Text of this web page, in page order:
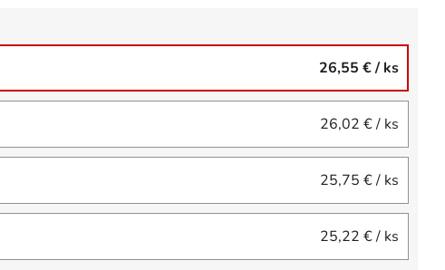
26,55 €/ ks
26,02 €/ ks
25,75 €/ ks
25,22 €/ ks